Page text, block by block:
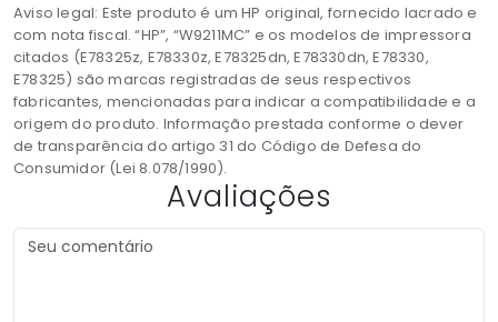
Aviso legal: Este produto é um HP original, fornecido lacrado e
com nota fiscal. “HP”, “W9211MC” e os modelos de impressora
citados (E78325z, E78330z, E78325dn, E78330dn, E78330,
E78325) são marcas registradas de seus respectivos
fabricantes, mencionadas para indicar a compatibilidade e a
origem do produto. Informação prestada conforme o dever
de transparência do artigo 31 do Código de Defesa do
Consumidor (Lei 8.078/1990).
Avaliações